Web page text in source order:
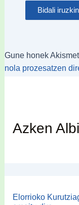
Gune honek
nola prozesatzen
Azken
Elorrioko